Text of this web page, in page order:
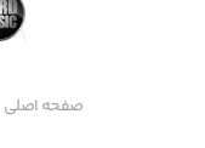
صفحه اصلی